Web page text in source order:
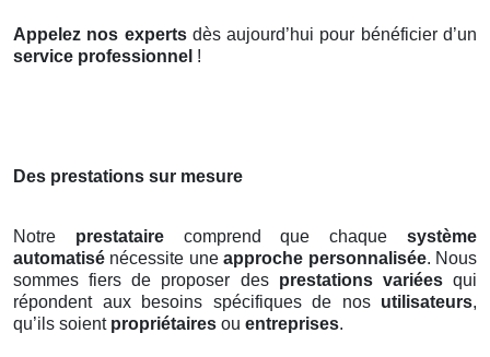
Appelez nos expertsdès aujourd’hui pour bénéficier d’un
service professionnel !
Des prestations sur mesure
Notre prestatairecomprend que chaquesystème
automatisé nécessite uneapproche personnalisée. Nous
sommes fiers de proposer des prestations variéesqui
répondent aux besoins spécifiques de nos utilisateurs,
qu’ils soient propriétaires ou entreprises.